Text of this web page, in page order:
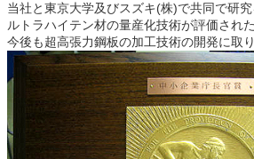
当社と東京大学及びスズキ(株)で共同で研
ルトラハイテン材の量産化技術が評価された
今後も超高張力鋼板の加工技術の開発に取